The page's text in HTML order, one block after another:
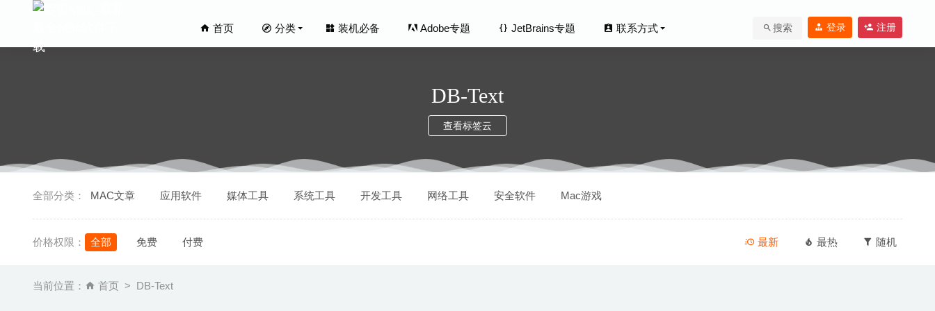
首页 分类 装机必备 Adobe专题 JetBrains专题 联系方式 搜索 登录 注册
DB-Text
查看标签云
全部分类： MAC文章 应用软件 媒体工具 系统工具 开发工具 网络工具 安全软件 Mac游戏
价格权限： 全部 免费 付费 最新 最热 随机
当前位置： 首页 DB-Text
2025-05-22